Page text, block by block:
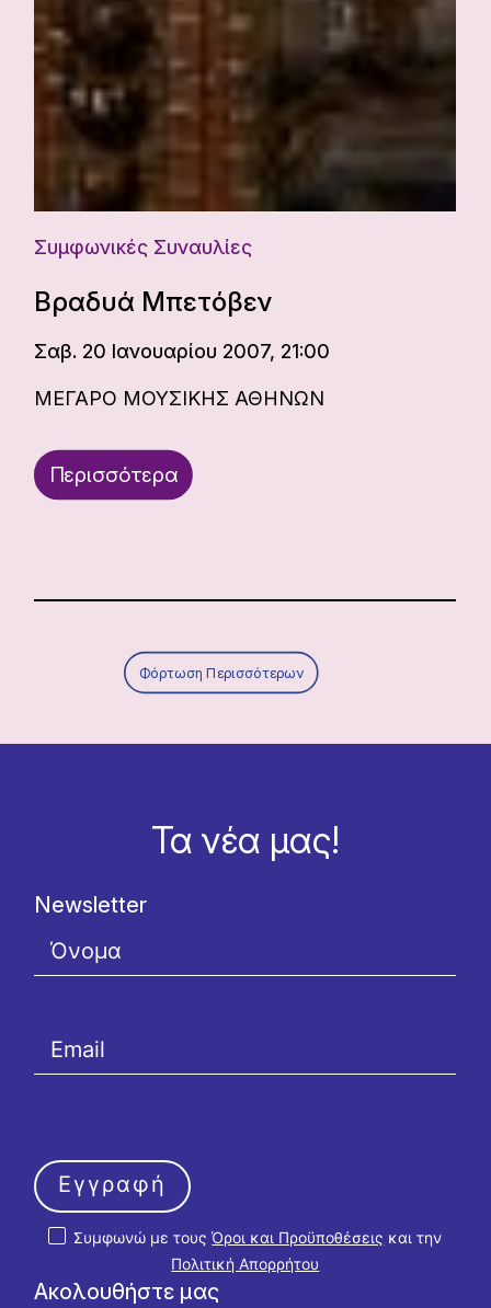
Συμφωνικές Συναυλίες
Βραδυά Μπετόβεν
Σαβ. 20 Ιανουαρίου 2007, 21:00
ΜΕΓΑΡΟ ΜΟΥΣΙΚΗΣ ΑΘΗΝΩΝ
Περισσότερα
Φόρτωση Περισσότερων
Τα νέα μας!
Ακολουθήστε μας
Newsletter
Συμφωνώ με τουςΌροι και Προϋποθέσεις και την
Πολιτική Απορρήτου
Εγγραφή